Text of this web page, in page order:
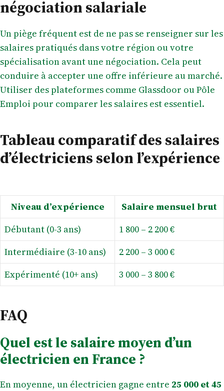
négociation salariale
Un piège fréquent est de ne pas se renseigner sur les
salaires pratiqués dans votre région ou votre
spécialisation avant une négociation. Cela peut
conduire à accepter une offre inférieure au marché.
Utiliser des plateformes comme Glassdoor ou Pôle
Emploi pour comparer les salaires est essentiel.
Tableau comparatif des salaires
d’électriciens selon l’expérience
Niveau d’expérience
Salaire mensuel brut
Débutant (0-3 ans)
1 800 – 2 200 €
Intermédiaire (3-10 ans)
2 200 – 3 000 €
Expérimenté (10+ ans)
3 000 – 3 800 €
FAQ
Quel est le salaire moyen d’un
électricien en France ?
En moyenne, un électricien gagne entre 25 000 et 45